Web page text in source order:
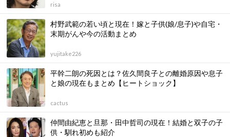
risa
村野武範の若い頃と現在！嫁と子供(娘/息子)や自宅・
末期がんや今の活動まとめ
yujitake226
平幹二朗の死因とは？佐久間良子との離婚原因や息子
と娘の現在もまとめ【ヒートショック】
cactus
仲間由紀恵と旦那・田中哲司の現在！結婚と双子の子
供・馴れ初めも紹介